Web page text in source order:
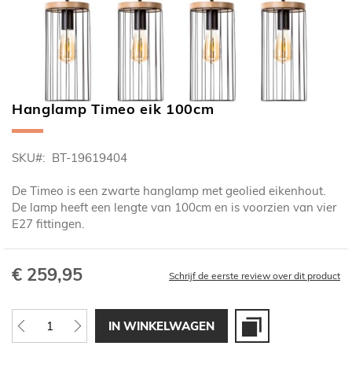
Ga
naar
begin
de
afbeeldingen-
gallerij
Hanglamp Timeo eik 100cm
SKU BT-19619404
De Timeo is een zwarte hanglamp met geolied eikenhout.
De lamp heeft een lengte van 100cm en is voorzien van vier
E27 fittingen.
€ 259,95 Schrijf de eerste review over dit product
IN WINKELWAGEN